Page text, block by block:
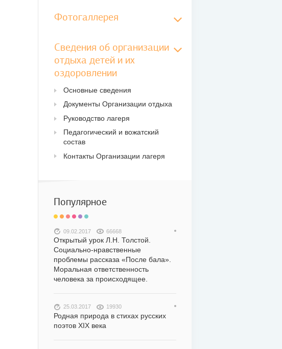
Фотогаллерея
Сведения об организации
отдыха детей и их
оздоровлении
Основные сведения
Документы Организации отдыха
Руководство лагеря
Педагогический и вожатский
состав
Контакты Организации лагеря
Популярное
09.02.2017 66668
Открытый урок Л.Н. Толстой.
Социально-нравственные
проблемы рассказа «После бала».
Моральная ответственность
человека за происходящее.
25.03.2017 19930
Родная природа в стихах русских
поэтов XIX века